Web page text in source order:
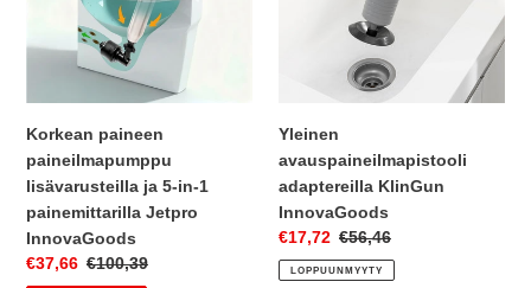
in-
InnovaGoods
Korkean paineen
paineilmapumppu
lisävarusteilla ja 5-in-1
painemittarilla Jetpro
InnovaGoods
Myyntihinta
€37,66 Normaalihinta
€100,39
Yleinen
avauspaineilmapistooli
adaptereilla KlinGun
InnovaGoods
Myyntihinta
€17,72 Normaalihinta
€56,46
LOPPUUNMYYTY